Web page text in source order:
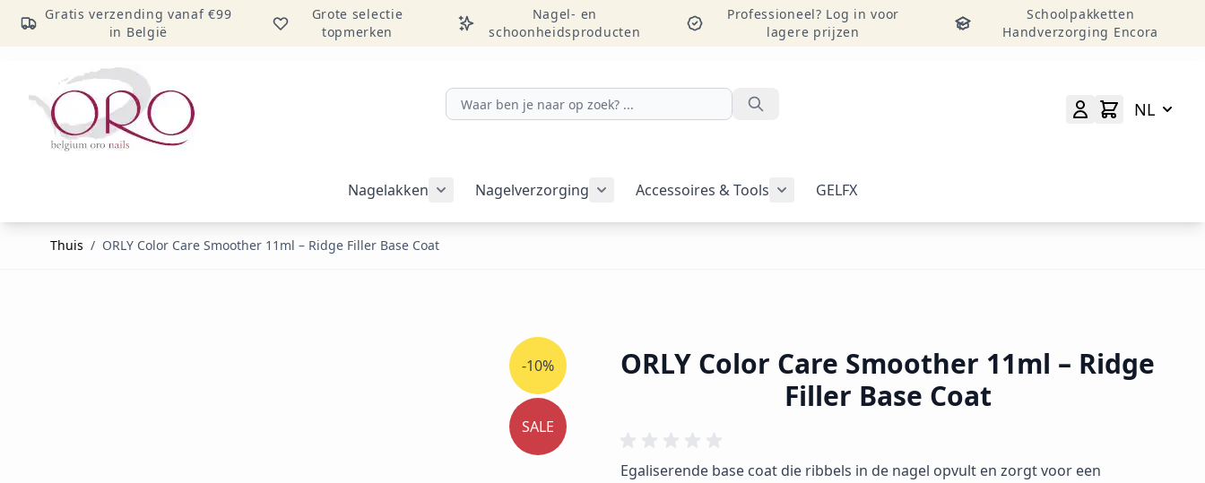
Gratis verzending vanaf €99
in België
Grote selectie
topmerken
Nagel- en
schoonheidsproducten
Professioneel? Log in voor
lagere prijzen
Schoolpakketten
Handverzorging Encora
Ga naar inhoud
Zoeken
NL
Nagelakken
Nagelverzorging
Accessoires & Tools
GELFX
Thuis / ORLY Color Care Smoother 11ml – Ridge Filler Base Coat
ORLY Color Care Smoother 11ml – Ridge
Filler Base Coat
-10%
SALE
Egaliserende base coat die ribbels in de nagel opvult en zorgt voor een